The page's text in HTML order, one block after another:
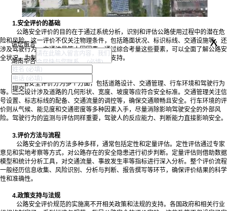
1.安全评价的基础
公路安全评价的目的在于通过系统分析，识别和评估公路使用过程中的潜在危
险和风险。这一评价不仅关注物理条件，包括路面状况、标识标线、交通设施等，还
涉及驾驶行为、交通流量等人因因素。通过综合考量这些要素，可以全面了解公路安
全状况，为制定相应的改进措施提供数据支持。
2.评价的主要内容
公路安全评价分为多个方面，包括道路设计、交通管理、行车环境和驾驶行为
等。道路设计涉及道路的几何形状、宽度、坡度等应符合安全标准。交通管理关注信
号设置、标志标线的配备、交通流量的调控等，确保交通顺畅且安全。行车环境的评
价则从气候、能见度和交通密度等多种因素入手，尽量消除影响驾驶安全的外部风
险。驾驶行为的监测与评估同样重要，驾驶人的反应能力、判断能力直接影响安全。
3.评价方法与流程
公路安全评价的方法多种多样，通常包括定性和定量评估。定性评估通过专家
意见和实地考察等方式，对公路存在的安全隐患进行初步判断。定量评估则借助数据
模型和统计分析工具，对交通流量、事故发生率等指标进行深入分析。整个评价流程
一般经历信息收集、风险识别、分析与判断、报告撰写等环节，确保评价结果的科学
性和准确性。
4.政策支持与法规
公路安全评价规范的实施离不开相关政策和法规的支持。各国政府和相关行业
请您留言 x
湖南华咨